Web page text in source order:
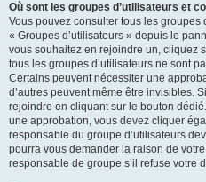
Où sont les groupes d’utilisateurs et
Vous pouvez consulter tous les groupes
« Groupes d’utilisateurs » depuis le
vous souhaitez en rejoindre un, cliquez
tous les groupes d’utilisateurs ne sont
Certains peuvent nécessiter une
d’autres peuvent même être invisibles.
rejoindre en cliquant sur le bouton
une approbation, vous devez cliquer
responsable du groupe d’utilisateurs
pourra vous demander la raison de
responsable de groupe s’il refuse votre